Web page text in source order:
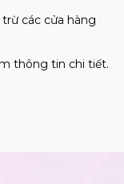
trừ các cửa hàng
thông tin chi tiết.